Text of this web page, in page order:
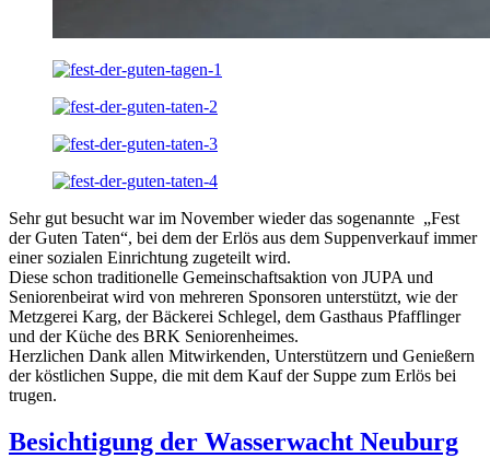
Sehr gut besucht war im November wieder das sogenannte „Fest
der Guten Taten“, bei dem der Erlös aus dem Suppenverkauf immer
einer sozialen Einrichtung zugeteilt wird.
Diese schon traditionelle Gemeinschaftsaktion von JUPA und
Seniorenbeirat wird von mehreren Sponsoren unterstützt, wie der
Metzgerei Karg, der Bäckerei Schlegel, dem Gasthaus Pfafflinger
und der Küche des BRK Seniorenheimes.
Herzlichen Dank allen Mitwirkenden, Unterstützern und Genießern
der köstlichen Suppe, die mit dem Kauf der Suppe zum Erlös bei
trugen.
Besichtigung der Wasserwacht Neuburg